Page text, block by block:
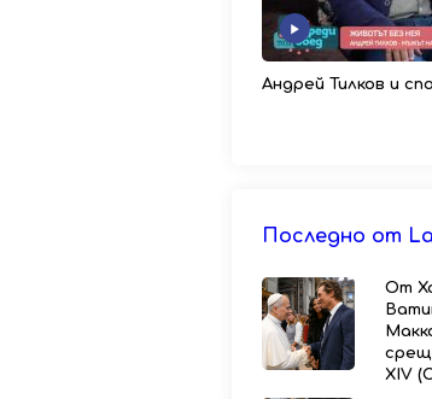
Андрей Тилков и
Последно от
От
XIV